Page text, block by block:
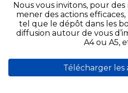
Nous vous invitons, pour des
mener des actions
tel que le dépôt dans les
diffusion autour de vous
A4 ou A5,
Télécharger les